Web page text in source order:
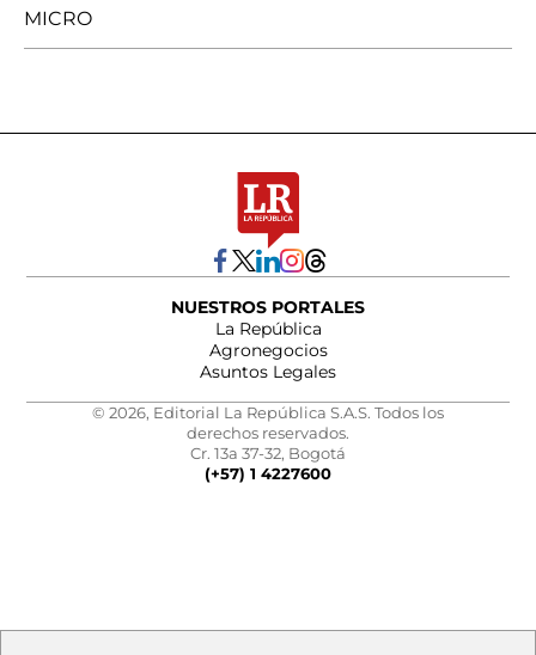
MICRO
NUESTROS PORTALES
La República
Agronegocios
Asuntos Legales
© 2026, Editorial La República S.A.S. Todos los
derechos reservados.
Cr. 13a 37-32, Bogotá
(+57) 1 4227600